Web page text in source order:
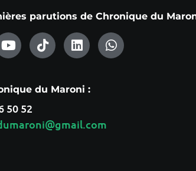
parutions de Chronique du
du Maroni :
50 52